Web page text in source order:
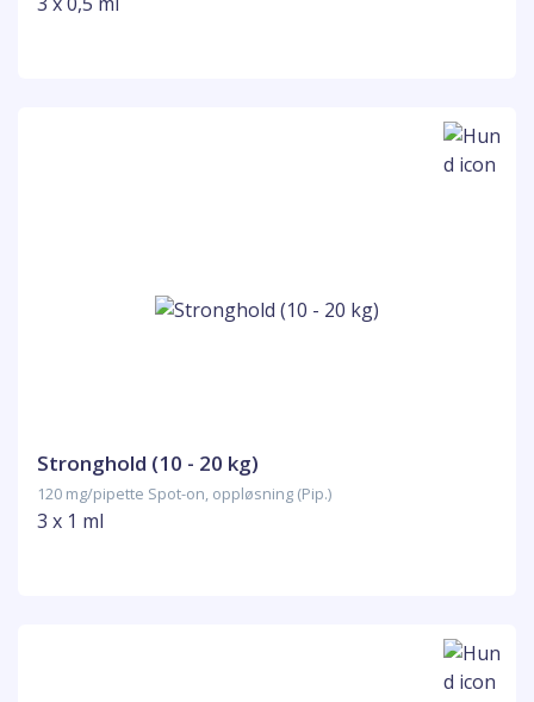
Stronghold (10 - 20 kg)
120 mg/pipette Spot-on, oppløsning (Pip.)
3 x 1 ml